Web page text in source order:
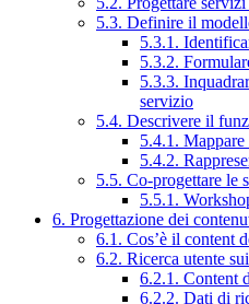
5.3. Definire il
5.3.1.
5.3.2.
5.3.3.
servizio
5.4. Descrivere il
5.4.1. Mappare
5.4.2.
5.5. Co-progettare le
5.5.1.
6. Progettazione dei
6.1. Cos’è il content
6.2. Ricerca utente
6.2.1. Content
6.2.2. Dati di